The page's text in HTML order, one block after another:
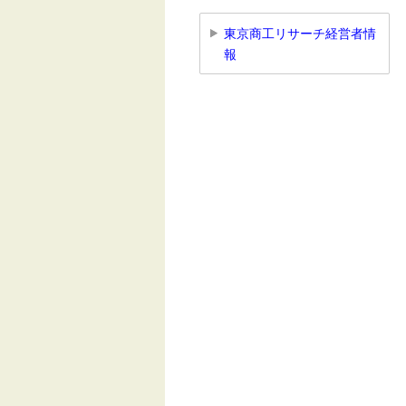
東京商工リサーチ経営者情
報